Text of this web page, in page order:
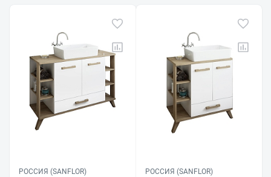
РОССИЯ (SANFLOR) РОССИЯ (SANFLOR)